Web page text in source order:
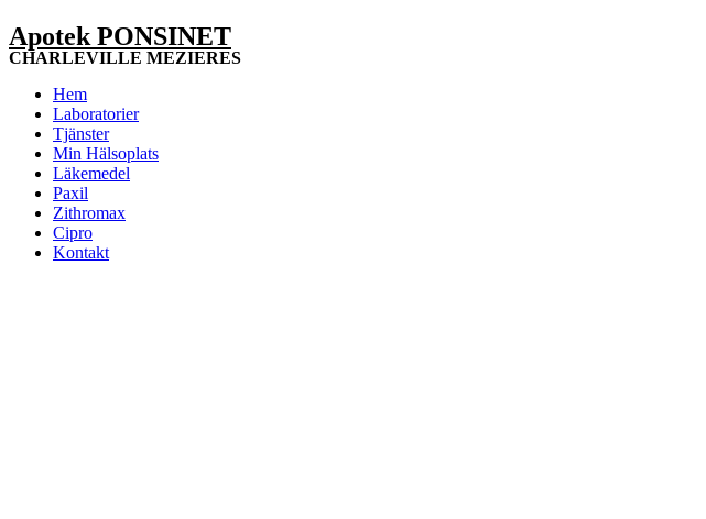
Apotek PONSINET
CHARLEVILLE MEZIERES
Hem
Laboratorier
Tjänster
Min Hälsoplats
Läkemedel
Paxil
Zithromax
Cipro
Kontakt